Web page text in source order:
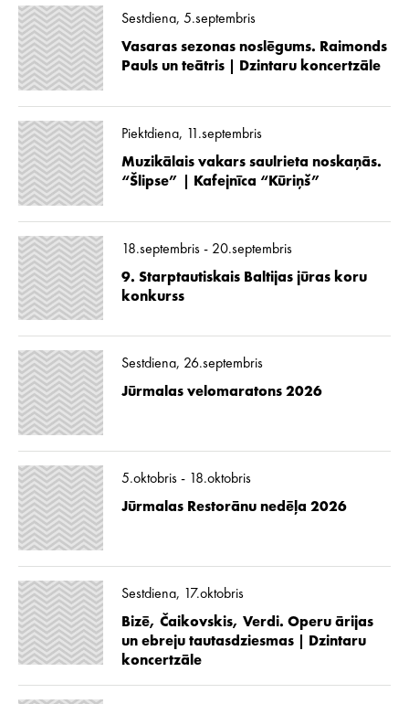
Sestdiena, 5.septembris
Vasaras sezonas noslēgums. Raimonds
Pauls un teātris | Dzintaru koncertzāle
Piektdiena, 11.septembris
Muzikālais vakars saulrieta noskaņās.
“Šlipse” | Kafejnīca “Kūriņš”
18.septembris - 20.septembris
9. Starptautiskais Baltijas jūras koru
konkurss
Sestdiena, 26.septembris
Jūrmalas velomaratons 2026
5.oktobris - 18.oktobris
Jūrmalas Restorānu nedēļa 2026
Sestdiena, 17.oktobris
Bizē, Čaikovskis, Verdi. Operu ārijas
un ebreju tautasdziesmas | Dzintaru
koncertzāle